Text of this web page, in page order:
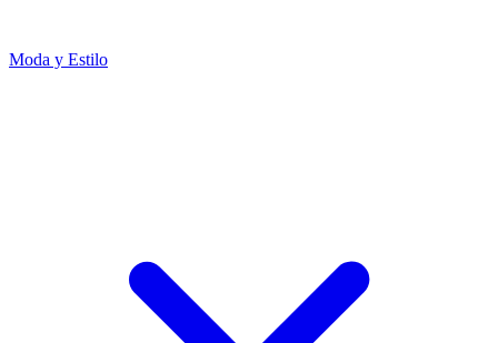
Moda y Estilo